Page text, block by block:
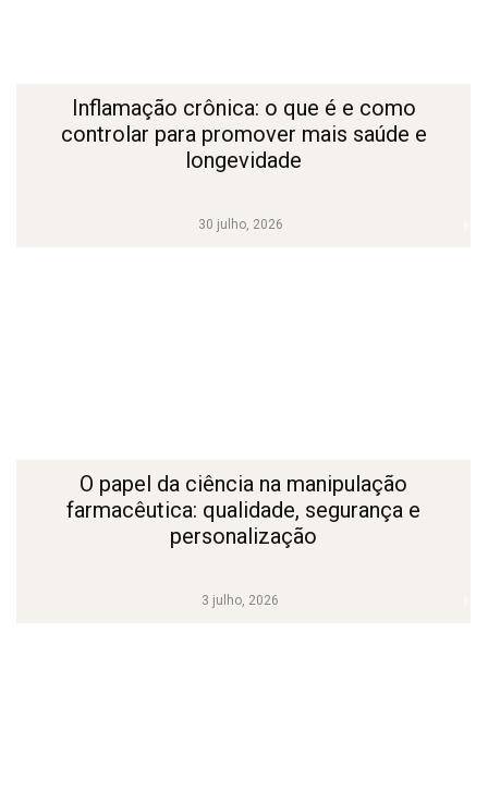
30 julho, 2026
Inflamação crônica: o que é e como
controlar para promover mais saúde e
longevidade
3 julho, 2026
O papel da ciência na manipulação
farmacêutica: qualidade, segurança e
personalização